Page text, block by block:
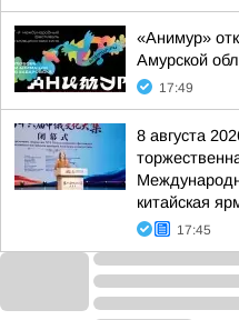
«Анимур»
Амурской
17:49
8 августа
китайская
17:45